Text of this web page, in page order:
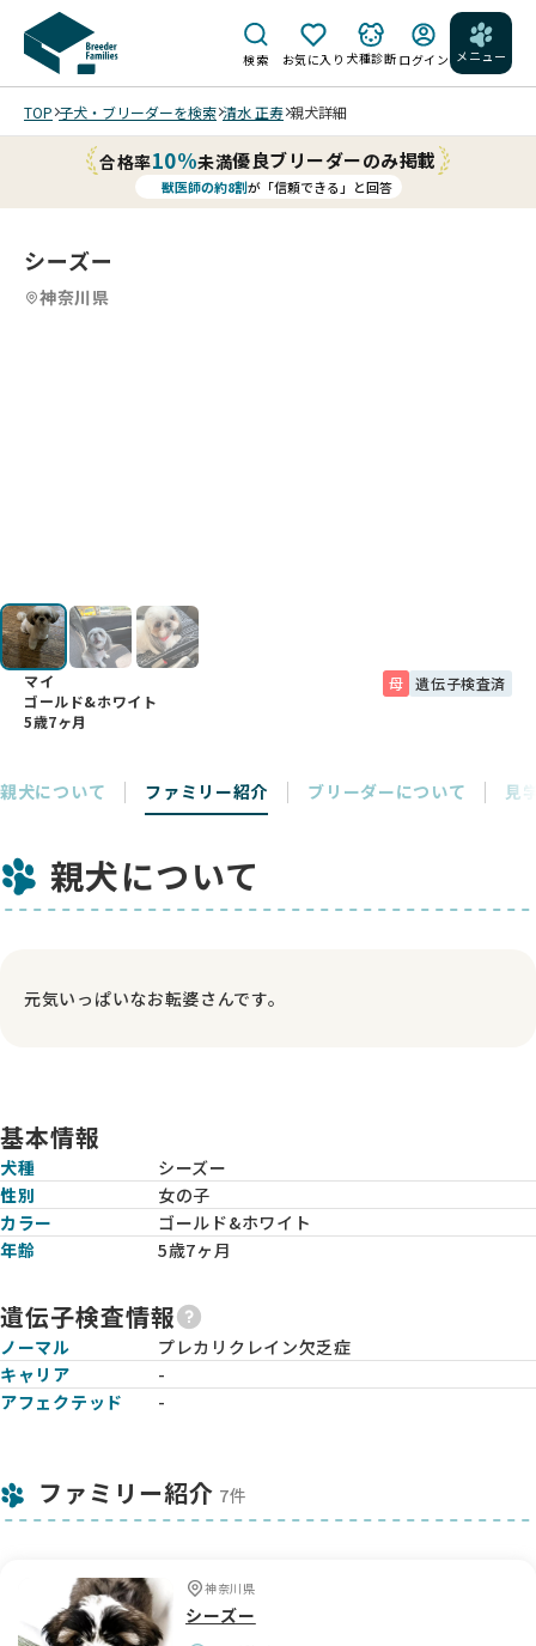
検索 お気に入り 犬種診断 ログイン メニュー
TOP 子犬・ブリーダーを検索 清水 正寿 親犬詳細
合格率10%未満優良ブリーダーのみ掲載
獣医師の約8割が「信頼できる」と回答
シーズー
神奈川県
マイ
ゴールド&ホワイト
5歳7ヶ月
母 遺伝子検査済
親犬について ファミリー紹介 ブリーダーについて 見
親犬について
元気いっぱいなお転婆さんです。
基本情報
犬種
シーズー
性別
女の子
カラー
ゴールド&ホワイト
年齢
5歳7ヶ月
遺伝子検査情報
ノーマル
プレカリクレイン欠乏症
キャリア
-
アフェクテッド
-
ファミリー紹介 7件
神奈川県
シーズー